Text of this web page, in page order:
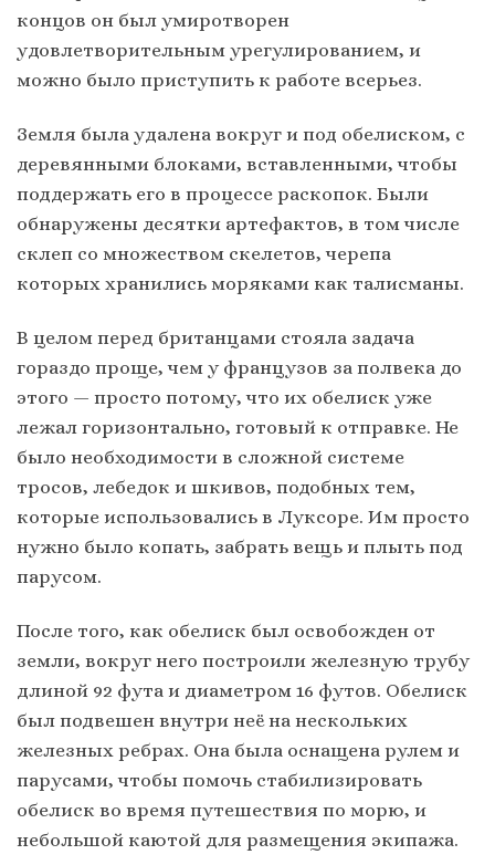
концов он был умиротворен
удовлетворительным урегулированием, и
можно было приступить к работе всерьез.
Земля была удалена вокруг и под обелиском, с
деревянными блоками, вставленными, чтобы
поддержать его в процессе раскопок. Были
обнаружены десятки артефактов, в том числе
склеп со множеством скелетов, черепа
которых хранились моряками как талисманы.
В целом перед британцами стояла задача
гораздо проще, чем у французов за полвека до
этого — просто потому, что их обелиск уже
лежал горизонтально, готовый к отправке. Не
было необходимости в сложной системе
тросов, лебедок и шкивов, подобных тем,
которые использовались в Луксоре. Им просто
нужно было копать, забрать вещь и плыть под
парусом.
После того, как обелиск был освобожден от
земли, вокруг него построили железную трубу
длиной 92 фута и диаметром 16 футов. Обелиск
был подвешен внутри неё на нескольких
железных ребрах. Она была оснащена рулем и
парусами, чтобы помочь стабилизировать
обелиск во время путешествия по морю, и
небольшой каютой для размещения экипажа.